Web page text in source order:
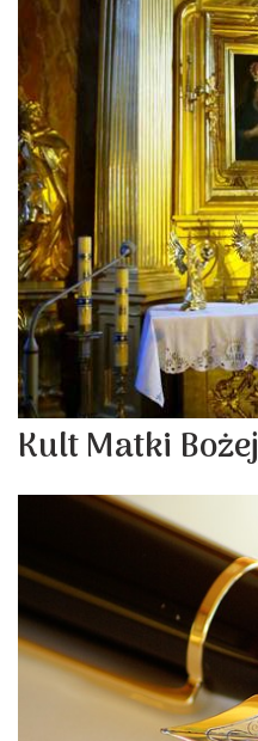
Kult Matki Bożej